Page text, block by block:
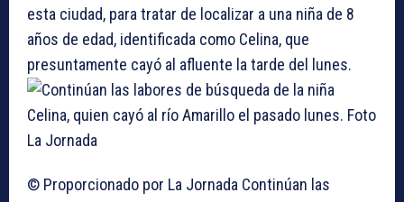
esta ciudad, para tratar de localizar a una niña de 8
años de edad, identificada como Celina, que
presuntamente cayó al afluente la tarde del lunes.
© Proporcionado por La Jornada Continúan las